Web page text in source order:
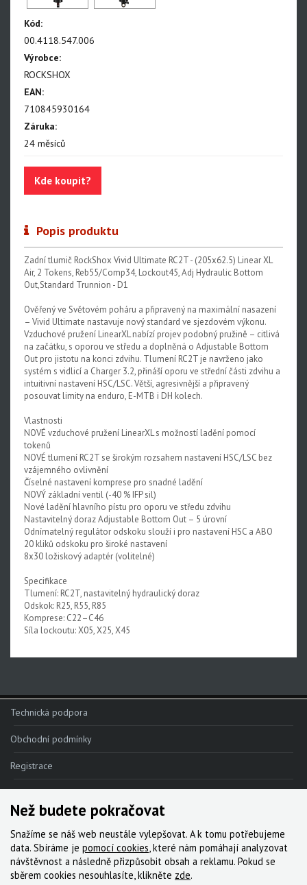
Monarch, Monarch Plus
SIDLuxe
Deluxe, Super Deluxe
Vivid - NEW!!!
Reverb AXS - NEW!!!
Reverb AXS XPLR
Oleje, maziva, kapaliny
Odvzdušňovací sady
Upgrade kity
Nářadí, hustilky
Náhradní díly k vidlicím
Náhradní díly k tlumičům
Náhradní díly k sedlovkám
Blatníky
Kód:
00.4118.547.006
Výrobce:
ROCKSHOX
EAN:
710845930164
Záruka:
24 měsíců
Kde koupit?
Popis produktu
Zadní tlumič RockShox Vivid Ultimate RC2T - (205x62.5) Linear XL
Air, 2 Tokens, Reb55/Comp34, Lockout45, Adj Hydraulic Bottom
Out,Standard Trunnion - D1
Ověřený ve Světovém poháru a připravený na maximální nasazení
– Vivid Ultimate nastavuje nový standard ve sjezdovém výkonu.
Vzduchové pružení LinearXL nabízí projev podobný pružině – citlivá
na začátku, s oporou ve středu a doplněná o Adjustable Bottom
Out pro jistotu na konci zdvihu. Tlumení RC2T je navrženo jako
systém s vidlicí a Charger 3.2, přináší oporu ve střední části zdvihu a
intuitivní nastavení HSC/LSC. Větší, agresivnější a připravený
posouvat limity na enduro, E-MTB i DH kolech.
Vlastnosti
NOVÉ vzduchové pružení LinearXL s možností ladění pomocí
tokenů
NOVÉ tlumení RC2T se širokým rozsahem nastavení HSC/LSC bez
vzájemného ovlivnění
Číselné nastavení komprese pro snadné ladění
NOVÝ základní ventil (-40 % IFP sil)
Nové ladění hlavního pístu pro oporu ve středu zdvihu
Nastavitelný doraz Adjustable Bottom Out – 5 úrovní
Odnímatelný regulátor odskoku slouží i pro nastavení HSC a ABO
20 kliků odskoku pro široké nastavení
8x30 ložiskový adaptér (volitelné)
Specifikace
Tlumení: RC2T, nastavitelný hydraulický doraz
Odskok: R25, R55, R85
Komprese: C22–C46
Síla lockoutu: X05, X25, X45
Technická podpora
Obchodní podmínky
Registrace
Reklamace
Kde nakoupit
Kontakt
Servis
Než budete pokračovat
Snažíme se náš web neustále vylepšovat. A k tomu potřebujeme
data. Sbíráme je pomocí cookies, které nám pomáhají analyzovat
návštěvnost a následně přizpůsobit obsah a reklamu. Pokud se
sběrem cookies nesouhlasíte, klikněte zde.